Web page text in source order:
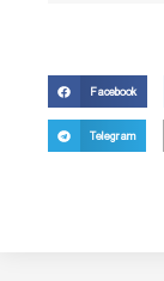
Facebook
Telegram